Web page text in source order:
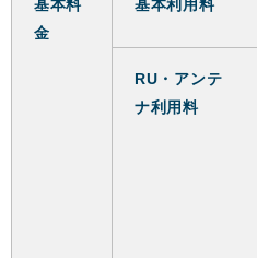
基本料
金
基本利用料
RU・アンテ
ナ利用料